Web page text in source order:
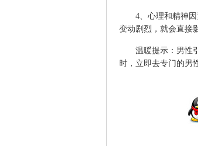
4、心理和精神因
变动剧烈，就会直接
温暖提示：男性引
时，立即去专门的男